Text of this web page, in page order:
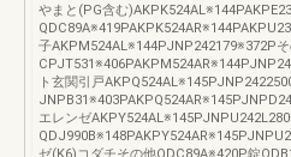
やまと(PG含む
子AKPM524AL※144PJNP242179※372P
ト玄関引戸
エレンゼ
ゼ(K6)コダチその他QDC89A※420P錠